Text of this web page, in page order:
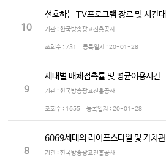
10 기관 : 한국방송광고진흥공사
조회수 : 731 등록일자 : 20-01-28
9
세대별 매체접촉률 및 평균이용시간
기관 : 한국방송광고진흥공사
조회수 : 1655 등록일자 : 20-01-28
8
6069세대의 라이프스타일 및 가치관
기관 : 한국방송광고진흥공사